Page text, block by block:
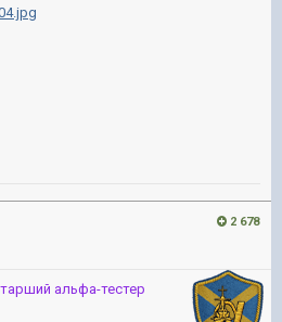
2 678
альфа-тестер